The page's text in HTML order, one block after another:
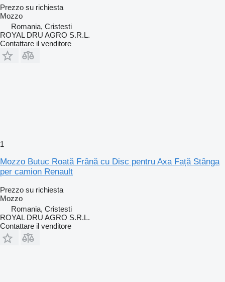
Prezzo su richiesta
Mozzo
Romania, Cristesti
ROYAL DRU AGRO S.R.L.
Contattare il venditore
1
Mozzo Butuc Roată Frână cu Disc pentru Axa Față Stânga
per camion Renault
Prezzo su richiesta
Mozzo
Romania, Cristesti
ROYAL DRU AGRO S.R.L.
Contattare il venditore